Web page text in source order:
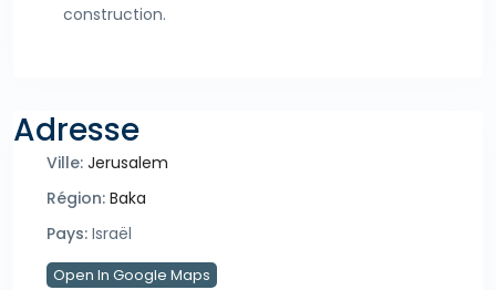
construction.
Adresse
Ville: Jerusalem
Région: Baka
Pays: Israël
Open In Google Maps